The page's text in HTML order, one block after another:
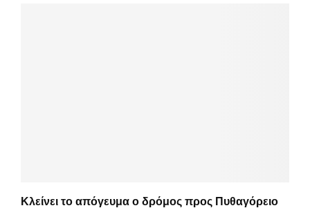
Κλείνει το απόγευμα ο δρόμος προς Πυθαγόρειο